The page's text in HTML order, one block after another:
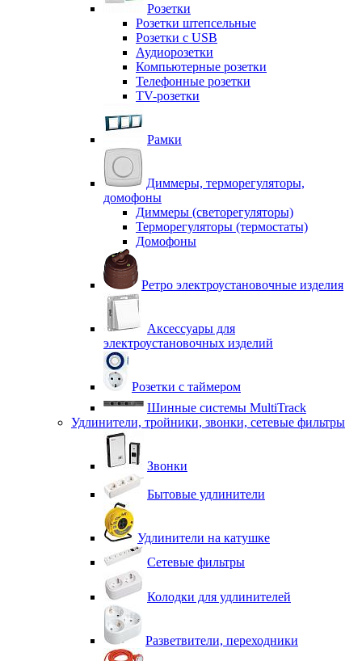
Розетки
Розетки штепсельные
Розетки с USB
Аудиорозетки
Компьютерные розетки
Телефонные розетки
TV-розетки
Рамки
Диммеры, терморегуляторы,
домофоны
Диммеры (светорегуляторы)
Терморегуляторы (термостаты)
Домофоны
Ретро электроустановочные изделия
Аксессуары для
электроустановочных изделий
Розетки с таймером
Шинные системы MultiTrack
Удлинители, тройники, звонки, сетевые фильтры
Звонки
Бытовые удлинители
Удлинители на катушке
Сетевые фильтры
Колодки для удлинителей
Разветвители, переходники